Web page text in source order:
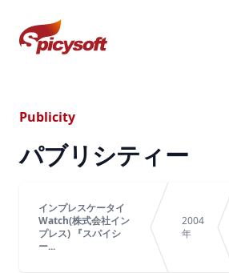
スパイシーソフト株式会社
Publicity
パブリシティー
インプレスケータイ
Watch(株式会社イン
プレス) 『スパイシ
ー...
2004
年